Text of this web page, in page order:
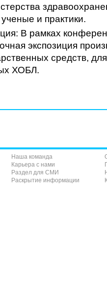
и практики.
В рамках
экспозиция
средств,
ХОБЛ.
Наша команда
Карьера с нами
Раздел для СМИ
Раскрытие информации